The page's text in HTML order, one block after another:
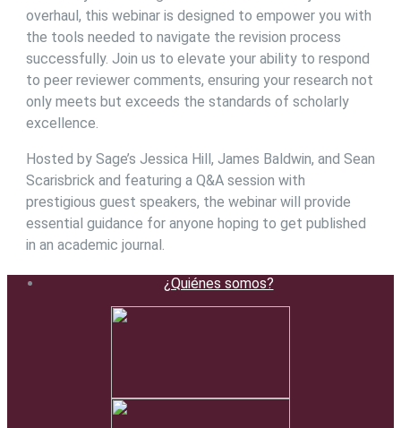
overhaul, this webinar is designed to empower you with
the tools needed to navigate the revision process
successfully. Join us to elevate your ability to respond
to peer reviewer comments, ensuring your research not
only meets but exceeds the standards of scholarly
excellence.
Hosted by Sage’s Jessica Hill, James Baldwin, and Sean
Scarisbrick and featuring a Q&A session with
prestigious guest speakers, the webinar will provide
essential guidance for anyone hoping to get published
in an academic journal.
¿Quiénes somos?